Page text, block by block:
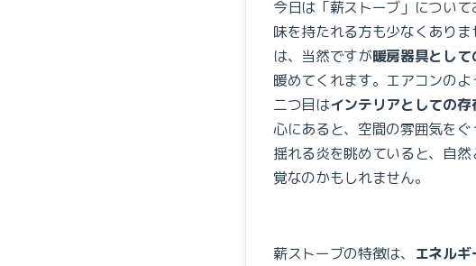
今日は「薪ストーブ」につい
味を持たれる方も少なくあり
は、当然ですが暖房器具として
暖めてくれます。エアコンの
二つ目はインテリアとしての存
心にあると、空間の雰囲気を
揺れる炎を眺めていると、自
覚なのかもしれません。
薪ストーブの特徴は、 エネル